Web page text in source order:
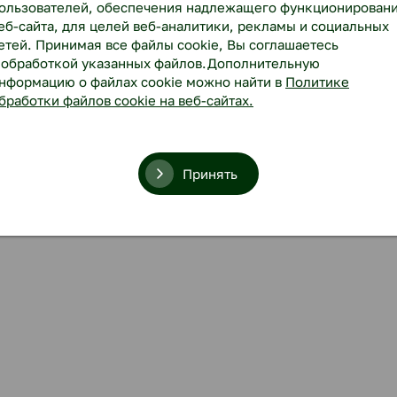
обеспечения надлежащего
сайта, для целей веб-аналитики, рекламы и социальных
Принимая все файлы cookie, Вы соглашаетесь
указанных файлов.Дополнительную
о файлах cookie можно найти в Политике
файлов cookie на веб-сайтах.
Принять